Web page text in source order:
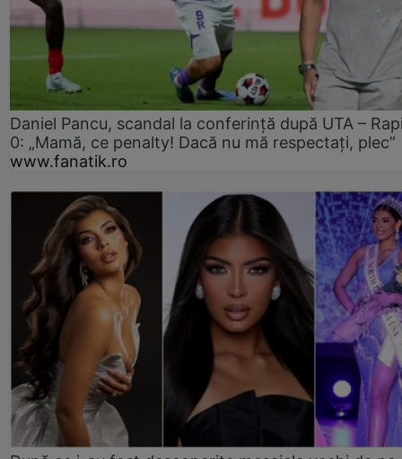
Daniel Pancu, scandal la conferință după UTA –
0: „Mamă, ce penalty! Dacă nu mă respectați, plec”
www.fanatik.ro